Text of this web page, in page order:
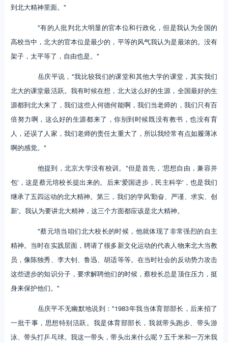
到北大精神里面。"
"有的人批判北大明显的官本位和行政化，但是我认为全国的
高校当中，北大的官本位是最少的，平等的风气我认为是最浓的。没有
架子，太平等了，自由也是。"
岳庆平说，"我比较我们的课堂和其他大学的课堂，其实我们
北大的课堂最活跃。我有时候在想，北大这么好的生源，全国最好的生
源都到北大来了，我们这些人何德何能啊，我们当老师的，我们只有百
倍努力啊，这么好的生源都来了，你别到时候既没有教书，也没有育
人，还误了人家，我们老师的责任太重大了，所以我经常有点如履薄冰
啊的感觉。"
他提到，北京大学没有校训。"但是首先，'思想自由，兼容并
包'，这是蔡元培校长提出来的。后来'爱国进步，民主科学'，也是我们
继承了五四运动的北大精神。第三，我们的学风'勤奋、严谨、求实、创
新'。我认为要讲北大精神，这三个方面都应该是北大精神。
"蔡元培当咱们北大校长的时候，他就体现了非常强烈的自主
精神。当时在实践层面，聘请了很多新文化运动的代表人物来北大当教
员，像陈独秀、李大钊、鲁迅、胡适等等。在当时社会的反动势力攻击
这些进步的知识分子，要求解聘他们的时候，蔡校长总是顶住压力，挺
身来保护他们。"
岳庆平不无幽默地说到："1983年我当体育部部长，后来招了
一批干事，思想特别活跃。我是体育部部长，我就带头跑步、带头游
泳、带头打乒乓球。我这一带头，带头出来什么呢？五千米和一万米我